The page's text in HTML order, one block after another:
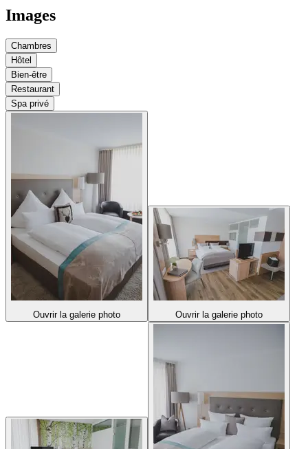
Images
Chambres
Hôtel
Bien-être
Restaurant
Spa privé
Ouvrir la galerie photo Ouvrir la galerie photo